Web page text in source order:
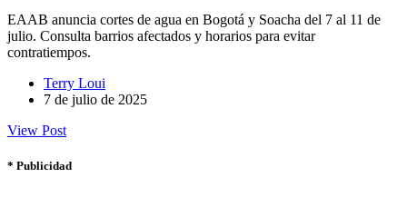
EAAB anuncia cortes de agua en Bogotá y Soacha del 7 al 11 de
julio. Consulta barrios afectados y horarios para evitar
contratiempos.
Terry Loui
7 de julio de 2025
View Post
* Publicidad